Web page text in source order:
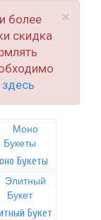
×
более
скидка
Букеты
Букет